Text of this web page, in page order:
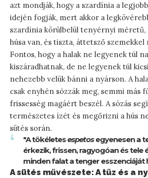
azt mondják, hogy a szardínia a
idején fogják, mert akkor a
szardínia körülbelül tenyérnyi méretű,
húsa van, és tiszta, áttetsző
Fontos, hogy a halak ne legyenek túl
kiszáradhatnak, de ne legyenek túl
nehezebb velük bánni a nyárson. A
csak enyhén sózzák meg, semmi más
frissesség magáért beszél. A sózás
természetes ízét és megőrizni a hús
sütés során.
"A tökéletesespetosegyenesen a
érkezik, frissen, ragyogóan és tele
minden falat a tenger esszenciáját
A sütés művészete: A tűz és a